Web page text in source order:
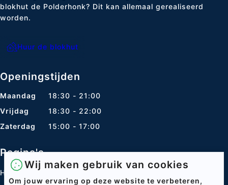
Wij maken gebruik van cookies
Om jouw ervaring op deze website te verbeteren,
blokhut de Polderhonk? Dit kan allemaal gerealiseerd
worden.
Huur de blokhut
Openingstijden
Maandag
18:30 - 21:00
Vrijdag
18:30 - 22:00
Zaterdag
15:00 - 17:00
Pagina's
Home